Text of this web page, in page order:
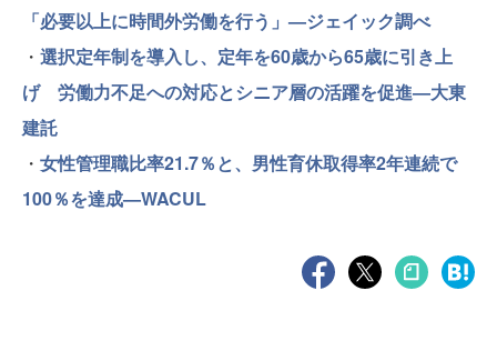
「必要以上に時間外労働を行う」—ジェイック調べ
・ 選択定年制を導入し、定年を60歳から65歳に引き上
げ 労働力不足への対応とシニア層の活躍を促進—大東
建託
・ 女性管理職比率21.7％と、男性育休取得率2年連続で
100％を達成—WACUL